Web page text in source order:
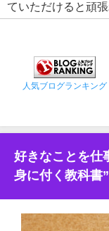
ていただけると頑
人気ブログランキング
好きなことを仕
身に付く教科書